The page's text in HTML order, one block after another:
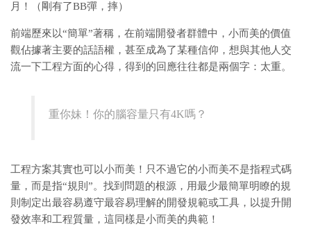
月！（剛有了BB彈，摔）
前端歷來以“簡單”著稱，在前端開發者群體中，小而美的價值
觀佔據著主要的話語權，甚至成為了某種信仰，想與其他人交
流一下工程方面的心得，得到的回應往往都是兩個字：太重。
重你妹！你的腦容量只有4K嗎？
工程方案其實也可以小而美！只不過它的小而美不是指程式碼
量，而是指“規則”。找到問題的根源，用最少最簡單明瞭的規
則制定出最容易遵守最容易理解的開發規範或工具，以提升開
發效率和工程質量，這同樣是小而美的典範！